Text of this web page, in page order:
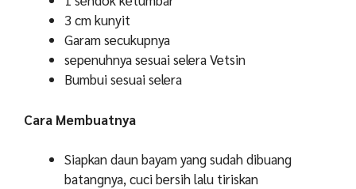
3 cm kunyit
Garam secukupnya
sepenuhnya sesuai selera Vetsin
Bumbui sesuai selera
Cara Membuatnya
Siapkan daun bayam yang sudah dibuang
batangnya, cuci bersih lalu tiriskan